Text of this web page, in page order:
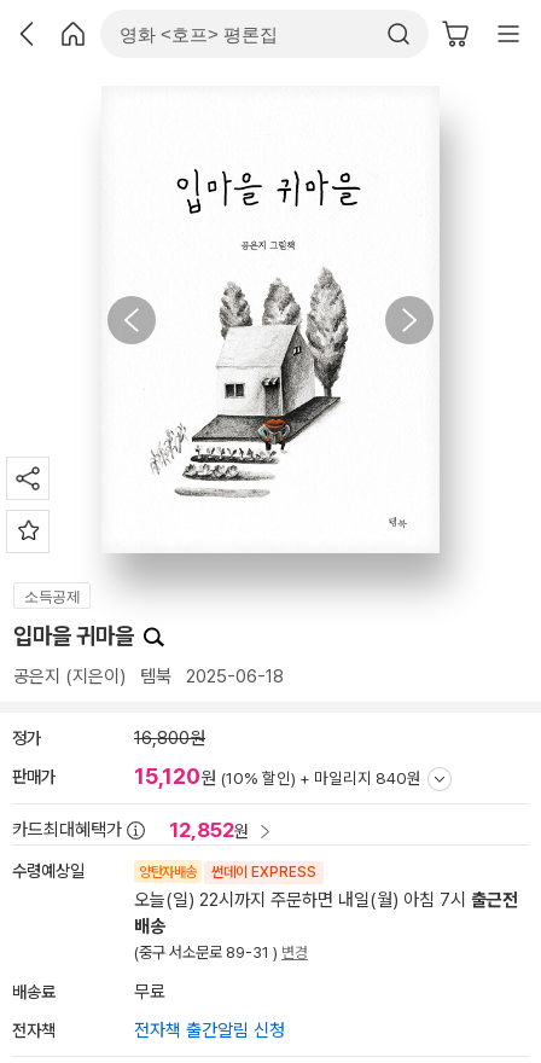
소득공제
입마을 귀마을
공은지 (지은이) 템북 2025-06-18
정가 16,800원
판매가 15,120원 (10% 할인) + 마일리지 840원
카드최대혜택가 12,852원
수령예상일 양탄자배송 썬데이 EXPRESS
오늘(일) 22시까지 주문하면 내일(월) 아침 7시 출근전
배송
(중구 서소문로 89-31 ) 변경
배송료 무료
전자책 전자책 출간알림 신청